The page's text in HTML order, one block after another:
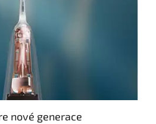
nové generace